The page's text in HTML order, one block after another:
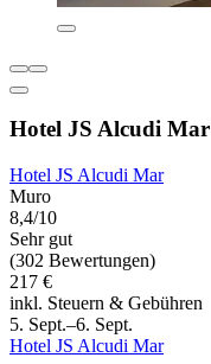
Hotel JS Alcudi Mar
Hotel JS Alcudi Mar
Muro
8,4/10
Sehr gut
(302 Bewertungen)
217 €
inkl. Steuern & Gebühren
5. Sept.–6. Sept.
Hotel JS Alcudi Mar